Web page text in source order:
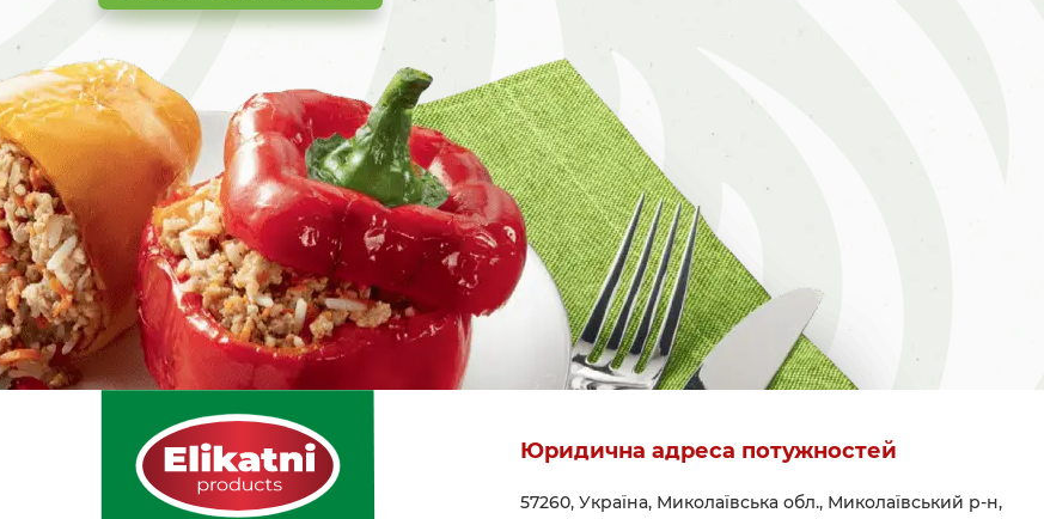
Юридична адреса потужностей
57260, Україна, Миколаївська обл., Миколаївський р-н,